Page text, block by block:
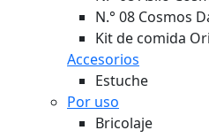
N.° 08 Cosmos
Kit de comida
Accesorios
Estuche
Por uso
Bricolaje